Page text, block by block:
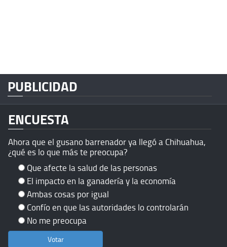
PUBLICIDAD
ENCUESTA
Ahora que el gusano barrenador ya llegó a Chihuahua,
¿qué es lo que más te preocupa?
Que afecte la salud de las personas
El impacto en la ganadería y la economía
Ambas cosas por igual
Confío en que las autoridades lo controlarán
No me preocupa